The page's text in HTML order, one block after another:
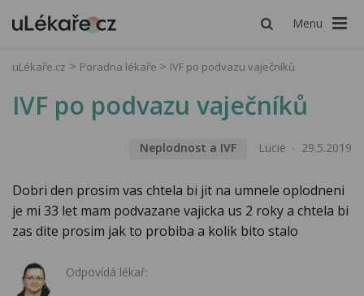
Menu
uLékaře.cz Poradna lékaře IVF po podvazu vaječníků
IVF po podvazu vaječníků
Neplodnost a IVF Lucie 29.5.2019
Dobri den prosim vas chtela bi jit na umnele oplodneni
je mi 33 let mam podvazane vajicka us 2 roky a chtela bi
zas dite prosim jak to probiba a kolik bito stalo
Odpovídá lékař: